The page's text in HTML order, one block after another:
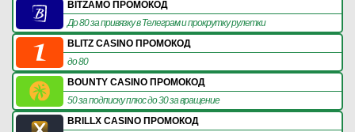
BITZAMO ПРОМОКОД
До 80 за привязку в Телеграм и прокрутку рулетки
BLITZ CASINO ПРОМОКОД
до 80
BOUNTY CASINO ПРОМОКОД
50 за подписку плюс до 30 за вращение
BRILLX CASINO ПРОМОКОД